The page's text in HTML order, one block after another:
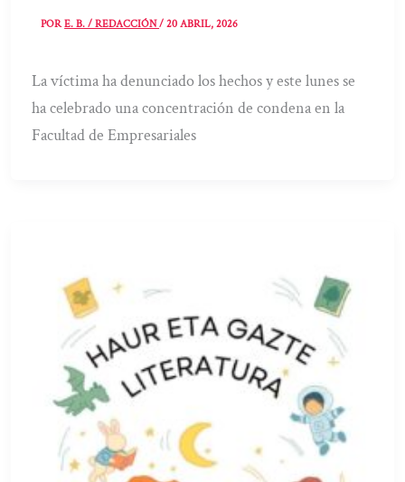
PORE. B. / REDACCIÓN/20 ABRIL, 2026
La víctima ha denunciado los hechos y este lunes se
ha celebrado una concentración de condena en la
Facultad de Empresariales